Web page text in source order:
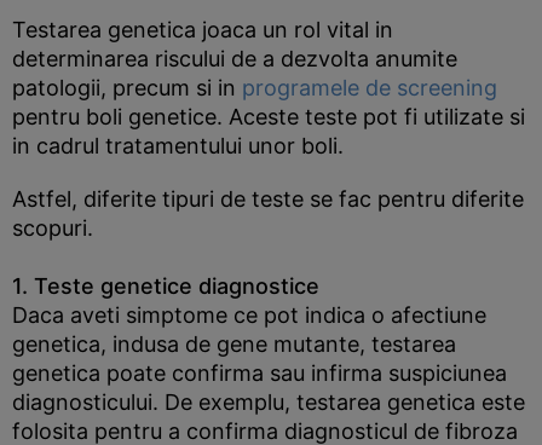
Testarea genetica joaca un rol vital in
determinarea riscului de a dezvolta anumite
patologii, precum si in programele de screening
pentru boli genetice. Aceste teste pot fi utilizate si
in cadrul tratamentului unor boli.
Astfel, diferite tipuri de teste se fac pentru diferite
scopuri.
1. Teste genetice diagnostice
Daca aveti simptome ce pot indica o afectiune
genetica, indusa de gene mutante, testarea
genetica poate confirma sau infirma suspiciunea
diagnosticului. De exemplu, testarea genetica este
folosita pentru a confirma diagnosticul de fibroza